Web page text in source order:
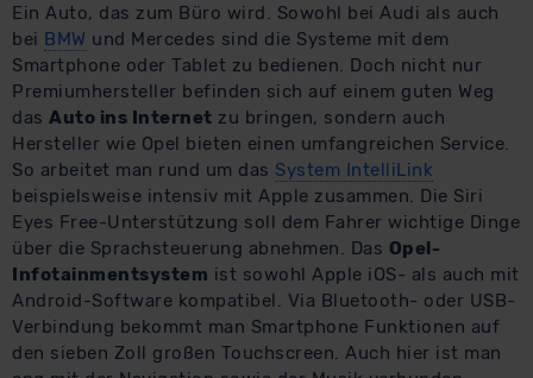
Ein Auto, das zum Büro wird. Sowohl bei Audi als auch
bei BMW und Mercedes sind die Systeme mit dem
Smartphone oder Tablet zu bedienen. Doch nicht nur
Premiumhersteller befinden sich auf einem guten Weg
das Auto ins Internet zu bringen, sondern auch
Hersteller wie Opel bieten einen umfangreichen Service.
So arbeitet man rund um das System IntelliLink
beispielsweise intensiv mit Apple zusammen. Die Siri
Eyes Free-Unterstützung soll dem Fahrer wichtige Dinge
über die Sprachsteuerung abnehmen. Das Opel-
Infotainmentsystem ist sowohl Apple iOS- als auch mit
Android-Software kompatibel. Via Bluetooth- oder USB-
Verbindung bekommt man Smartphone Funktionen auf
den sieben Zoll großen Touchscreen. Auch hier ist man